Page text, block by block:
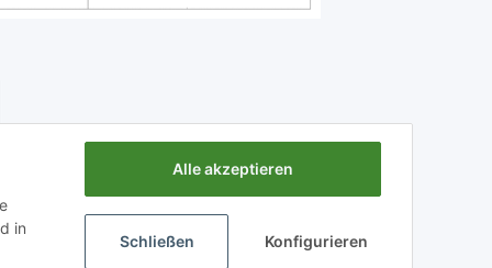
in
Alle akzeptieren
Schließen Konfigurieren